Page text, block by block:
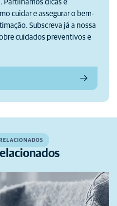
Partilhamos dicas e
cuidar e assegurar o bem-
Subscreva já a nossa
cuidados preventivos e